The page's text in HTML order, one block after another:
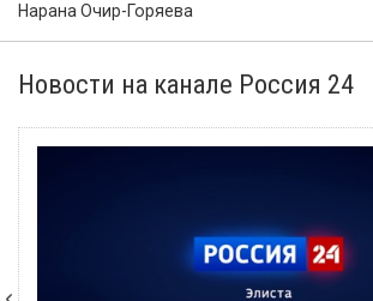
Нарана Очир-Горяева
Новости на канале Россия 24